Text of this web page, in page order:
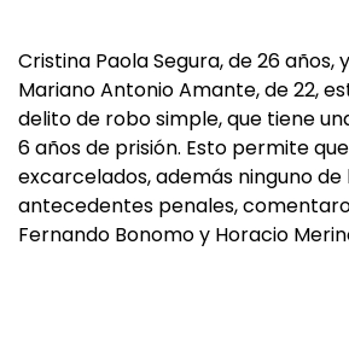
Cristina Paola Segura, de 26 años,
Mariano Antonio Amante, de 22,
delito de robo simple, que tiene
6 años de prisión. Esto permite
excarcelados, además ninguno de
antecedentes penales,
Fernando Bonomo y Horacio